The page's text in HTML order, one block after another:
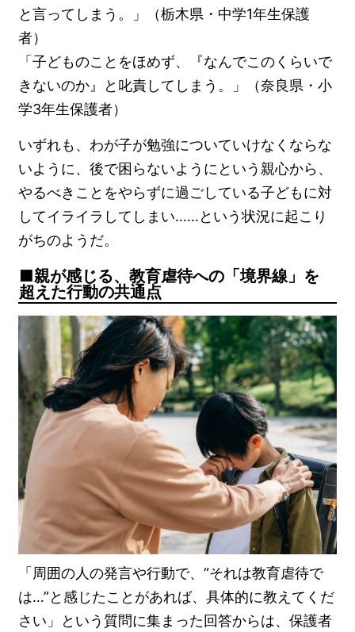
と言ってしまう。」（栃木県・中学1年生保護
者）
「子どものことをほめず、『なんでこのくらいで
きないのか』と叱責してしまう。」（奈良県・小
学3年生保護者）
いずれも、わが子が勉強についていけなくならな
いように、後で困らないようにという親心から、
やるべきことをやらずに過ごしている子どもに対
してイライラしてしまい……という状況に起こり
がちのようだ。
親が感じる、教育虐待への「境界線」を
超えた行動の共通点
「周囲の人の発言や行動で、“それは教育虐待で
は…”と感じたことがあれば、具体的に教えてくだ
さい」という質問に集まった回答からは、保護者